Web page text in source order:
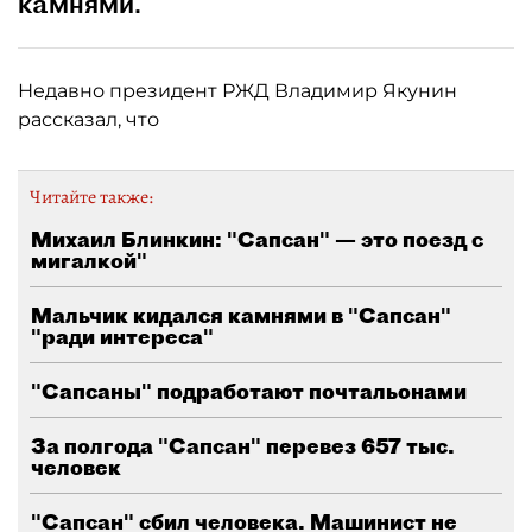
Недавно президент РЖД Владимир Якунин
рассказал, что
Читайте также:
Михаил Блинкин: "Сапсан" — это поезд с
мигалкой"
Мальчик кидался камнями в "Сапсан"
"ради интереса"
"Сапсаны" подработают почтальонами
За полгода "Сапсан" перевез 657 тыс.
человек
"Сапсан" сбил человека. Машинист не